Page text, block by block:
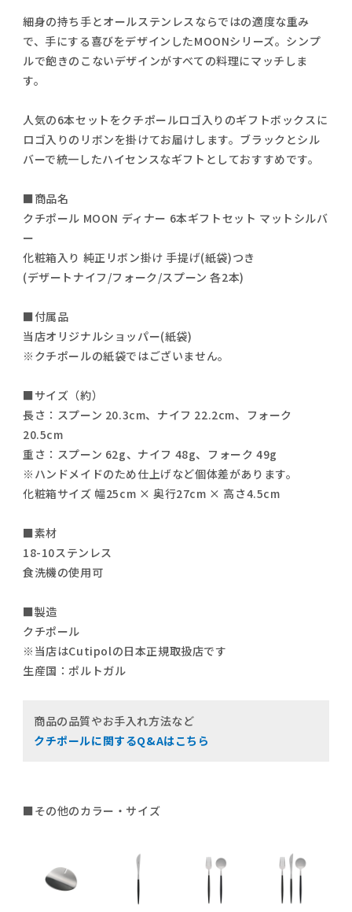
細身の持ち手とオールステンレスならではの適度な重み
で、手にする喜びをデザインしたMOONシリーズ。シンプ
ルで飽きのこないデザインがすべての料理にマッチしま
す。
人気の6本セットをクチポールロゴ入りのギフトボックスに
ロゴ入りのリボンを掛けてお届けします。ブラックとシル
バーで統一したハイセンスなギフトとしておすすめです。
■商品名
クチポール MOON ディナー 6本ギフトセット マットシルバ
ー
化粧箱入り 純正リボン掛け 手提げ(紙袋)つき
(デザートナイフ/フォーク/スプーン 各2本)
■付属品
当店オリジナルショッパー(紙袋)
※クチポールの紙袋ではございません。
■サイズ（約）
長さ：スプーン 20.3cm、ナイフ 22.2cm、フォーク
20.5cm
重さ：スプーン 62g、ナイフ 48g、フォーク 49g
※ハンドメイドのため仕上げなど個体差があります。
化粧箱サイズ 幅25cm × 奥行27cm × 高さ4.5cm
■素材
18-10ステンレス
食洗機の使用可
■製造
クチポール
※当店はCutipolの日本正規取扱店です
生産国：ポルトガル
商品の品質やお手入れ方法など
クチポールに関するQ&Aはこちら
■その他のカラー・サイズ